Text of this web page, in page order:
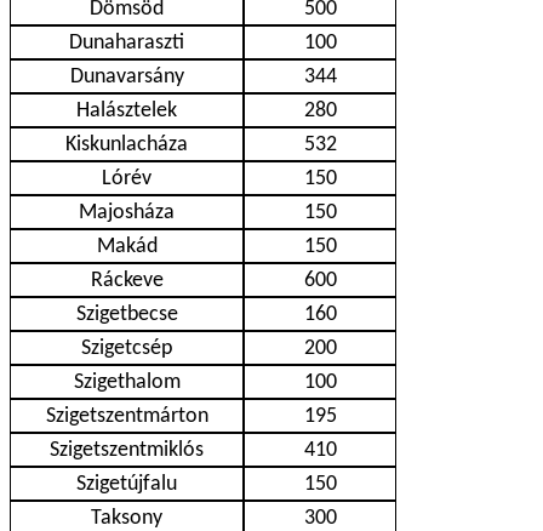
Dömsöd
500
Dunaharaszti
100
Dunavarsány
344
Halásztelek
280
Kiskunlacháza
532
Lórév
150
Majosháza
150
Makád
150
Ráckeve
600
Szigetbecse
160
Szigetcsép
200
Szigethalom
100
Szigetszentmárton
195
Szigetszentmiklós
410
Szigetújfalu
150
Taksony
300